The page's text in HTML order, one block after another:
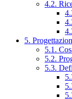
4.2.
5.
5.1.
5.2.
5.3.